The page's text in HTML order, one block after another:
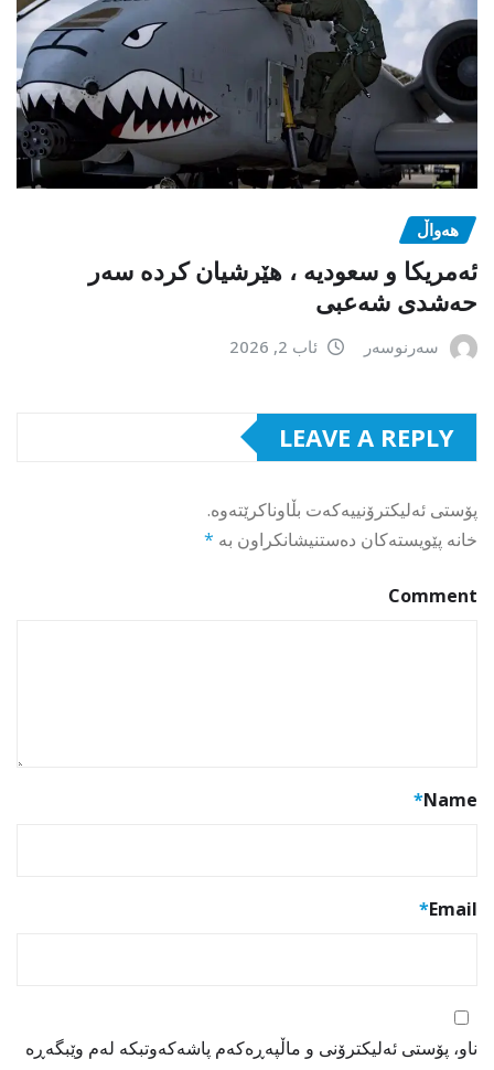
هەواڵ
ئەمریکا و سعودیە ، هێرشیان کردە سەر
حەشدی شەعبی
سەرنوسەر ئاب 2, 2026
LEAVE A REPLY
پۆستی ئەلیکترۆنییەکەت بڵاوناکرێتەوە.
خانە پێویستەکان دەستنیشانکراون بە *
Comment
Name
*
Email
*
ناو، پۆستی ئەلیکترۆنی و ماڵپەڕەکەم پاشەکەوتبکە لەم وێبگەڕە